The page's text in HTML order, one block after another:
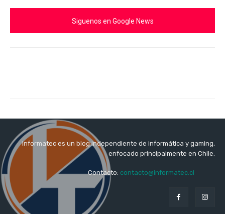
Siguenos en Google News
Informatec es un blog independiente de informática y gaming,
enfocado principalmente en Chile.
Contacto: contacto@informatec.cl